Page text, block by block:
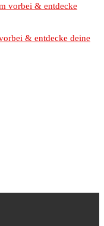
& entdecke deine